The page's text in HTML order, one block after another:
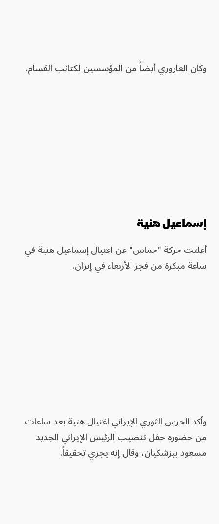
وكان العاروري أيضاً من المؤسسين لكتائب القسام.
إسماعيل هنية
أعلنت حركة "حماس" عن اغتيال إسماعيل هنية في
ساعة مبكرة من فجر الأربعاء في إيران.
وأكد الحرس الثوري الإيراني اغتيال هنية بعد ساعات
من حضوره حفل تنصيب الرئيس الإيراني الجديد
مسعود بيزشكيان، وقال إنه يجري تحقيقاً.